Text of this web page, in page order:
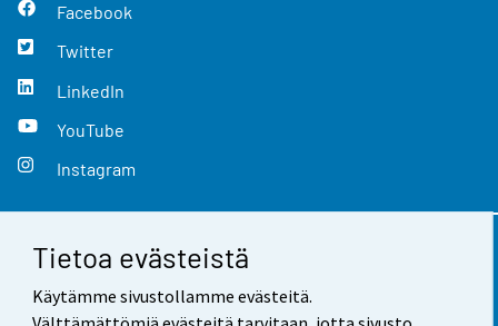
Tietoa evästeistä
Käytämme sivustollamme evästeitä.
Facebook
Twitter
LinkedIn
YouTube
Instagram
Yhteystiedot
Palaute